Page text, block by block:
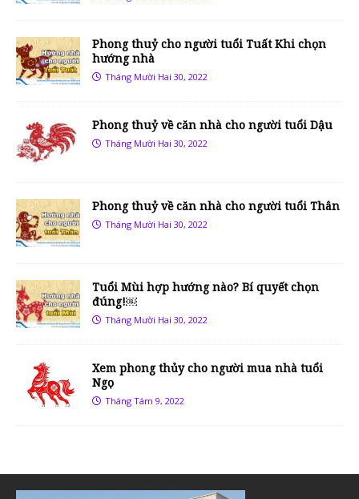
Phong thuỷ cho người tuổi Tuất Khi chọn
hướng nhà
Tháng Mười Hai 30, 2022
Phong thuỷ về căn nhà cho người tuổi Dậu
Tháng Mười Hai 30, 2022
Phong thuỷ về căn nhà cho người tuổi Thân
Tháng Mười Hai 30, 2022
Tuổi Mùi hợp hướng nào? Bí quyết chọn
đúng!￼
Tháng Mười Hai 30, 2022
Xem phong thủy cho người mua nhà tuổi
Ngọ
Tháng Tám 9, 2022